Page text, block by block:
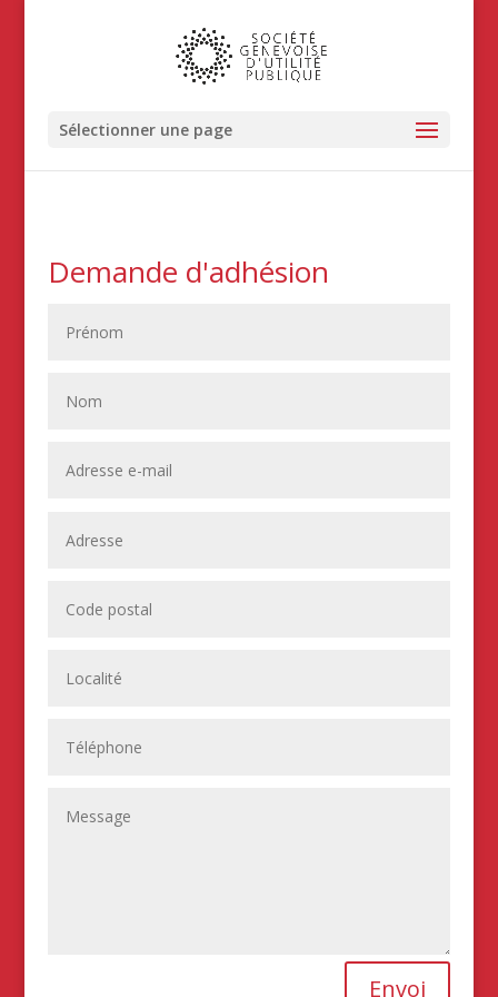
Sélectionner une page
Demande d'adhésion
Envoi